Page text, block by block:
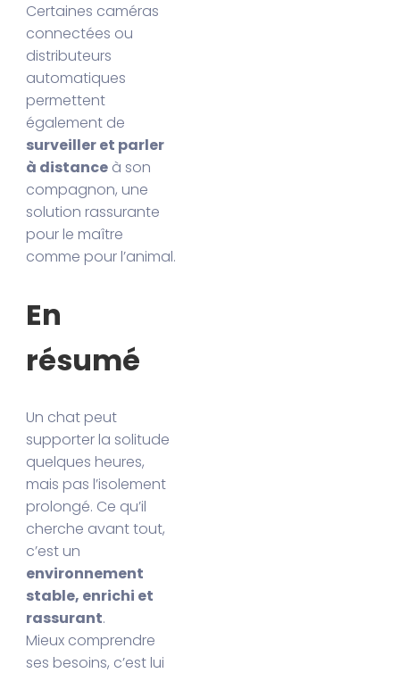
Certaines caméras
connectées ou
distributeurs
automatiques
permettent
également de
surveiller et parler
à distance à son
compagnon, une
solution rassurante
pour le maître
comme pour l’animal.
En
résumé
Un chat peut
supporter la solitude
quelques heures,
mais pas l’isolement
prolongé. Ce qu’il
cherche avant tout,
c’est un
environnement
stable, enrichi et
rassurant.
Mieux comprendre
ses besoins, c’est lui